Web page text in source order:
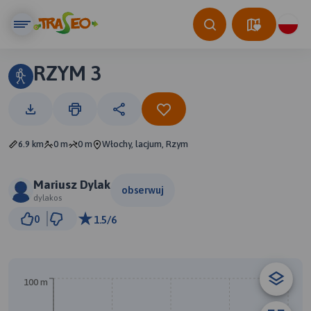
RZYM 3
6.9 km 0 m 0 m Włochy, lacjum, Rzym
Mariusz Dylak
dylakos
obserwuj
0 1.5/6
100 m